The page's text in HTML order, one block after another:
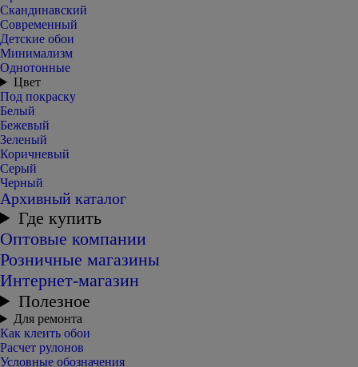
Скандинавский
Современный
Детские обои
Минимализм
Однотонные
Цвет
Под покраску
Белый
Бежевый
Зеленый
Коричневый
Серый
Черный
Архивный каталог
Где купить
Оптовые компании
Розничные магазины
Интернет-магазин
Полезное
Для ремонта
Как клеить обои
Расчет рулонов
Условные обозначения